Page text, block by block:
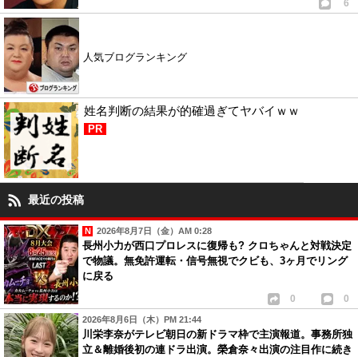
6
人気ブログランキング
姓名判断の結果が的確過ぎてヤバイｗｗ
PR
最近の投稿
2026年8月7日（金）AM 0:28
長州小力が西口プロレスに復帰も? クロちゃんと対戦決定
で物議。無免許運転・信号無視でクビも、3ヶ月でリング
に戻る
0 0
2026年8月6日（木）PM 21:44
川栄李奈がテレビ朝日の新ドラマ枠で主演報道。事務所独
立＆離婚後初の連ドラ出演。榮倉奈々出演の注目作に続き